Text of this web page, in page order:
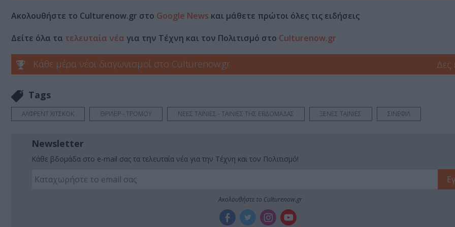
Ακολουθήστε το Culturenow.gr στο Google News και μάθετε πρώτοι όλες τις ειδήσεις
Δείτε όλα τα τελευταία νέα για την Τέχνη και τον Πολιτισμό στο Culturenow.gr
Κάθε μέρα νέοι διαγωνισμοί στο Culturenow.gr Δες
Tags
ΑΛΦΡΕΝΤ ΧΙΤΣΚΟΚ ΘΡΙΛΕΡ - ΤΡΟΜΟΥ ΝΕΕΣ ΤΑΙΝΙΕΣ - ΤΑΙΝΙΕΣ ΤΗΣ ΕΒΔΟΜΑΔΑΣ ΞΕΝΕΣ ΤΑΙΝΙΕΣ ΣΙΝΕΦΙΛ
Newsletter
Κάθε βδομάδα στο e-mail σας τα τελευταία νέα για την Τέχνη και τον Πολιτισμό!
Ακολουθήστε το Culturenow.gr